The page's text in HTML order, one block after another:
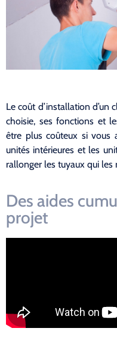
Le coût d’installation d’un
choisie, ses fonctions et
être plus coûteux si vous
unités intérieures et les
rallonger les tuyaux qui les
Des aides
projet